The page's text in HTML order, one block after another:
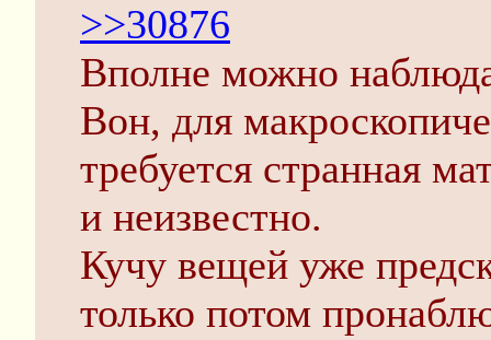
>>30876
Вполне можно
Вон, для
требуется странная
и неизвестно.
Кучу вещей уже
только потом